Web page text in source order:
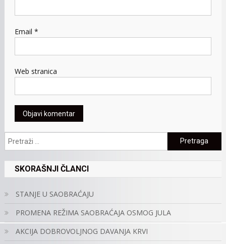
Email *
Web stranica
Pretraga:
SKORAŠNJI ČLANCI
STANJE U SAOBRAĆAJU
PROMENA REŽIMA SAOBRAĆAJA OSMOG JULA
AKCIJA DOBROVOLJNOG DAVANJA KRVI